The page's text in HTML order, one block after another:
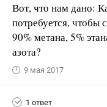
Вот, что нам дано:
потребуется, чтобы
90% метана, 5%
азота?
9 мая 2017
1 ответ